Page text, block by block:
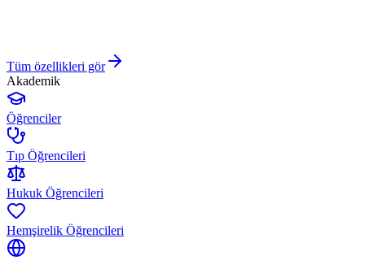
Tüm özellikleri gör
Akademik
Öğrenciler
Tıp Öğrencileri
Hukuk Öğrencileri
Hemşirelik Öğrencileri